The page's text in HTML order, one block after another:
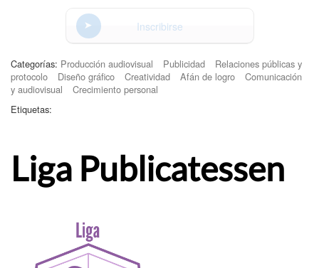
Inscribirse
Categorías: Producción audiovisual Publicidad
Relaciones públicas y
protocolo
Diseño gráfico Creatividad Afán de logro
Comunicación
y audiovisual
Crecimiento personal
Etiquetas:
Liga Publicatessen